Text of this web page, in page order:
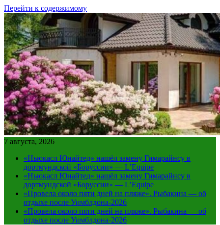
Перейти к содержимому
7 августа, 2026
«Ньюкасл Юнайтед» нашёл замену Гимарайнсу в
дортмундской «Боруссии» — L’Equipe
«Ньюкасл Юнайтед» нашёл замену Гимарайнсу в
дортмундской «Боруссии» — L’Equipe
«Провела около пяти дней на пляже». Рыбакина — об
отдыхе после Уимблдона-2026
«Провела около пяти дней на пляже». Рыбакина — об
отдыхе после Уимблдона-2026